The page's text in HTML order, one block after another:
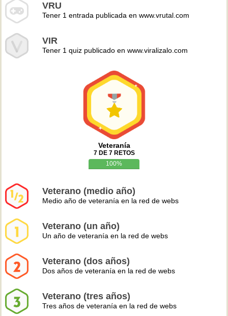
VRU
Tener 1 entrada publicada en www.vrutal.com
VIR
Tener 1 quiz publicado en www.viralizalo.com
Veteranía
7 DE 7 RETOS
100%
Veterano (medio año)
Medio año de veteranía en la red de webs
Veterano (un año)
Un año de veteranía en la red de webs
Veterano (dos años)
Dos años de veteranía en la red de webs
Veterano (tres años)
Tres años de veteranía en la red de webs